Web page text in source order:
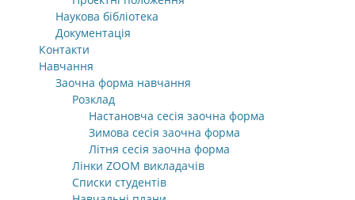
Наукова бібліотека
Документація
Контакти
Навчання
Заочна форма навчання
Розклад
Настановча сесія заочна форма
Зимова сесія заочна форма
Літня сесія заочна форма
Лінки ZOOM викладачів
Списки студентів